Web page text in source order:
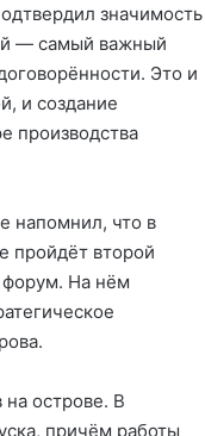
значимость
— самый важный
Это и
и создание
производства
напомнил, что в
пройдёт второй
форум. На нём
острове. В
причём работы